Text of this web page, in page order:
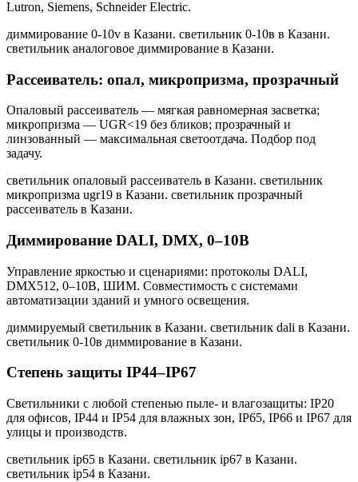
Lutron, Siemens, Schneider Electric.
диммирование 0-10v в Казани. светильник 0-10в в Казани.
светильник аналоговое диммирование в Казани.
Рассеиватель: опал, микропризма, прозрачный
Опаловый рассеиватель — мягкая равномерная засветка;
микропризма — UGR<19 без бликов; прозрачный и
линзованный — максимальная светоотдача. Подбор под
задачу.
светильник опаловый рассеиватель в Казани. светильник
микропризма ugr19 в Казани. светильник прозрачный
рассеиватель в Казани.
Диммирование DALI, DMX, 0–10В
Управление яркостью и сценариями: протоколы DALI,
DMX512, 0–10В, ШИМ. Совместимость с системами
автоматизации зданий и умного освещения.
диммируемый светильник в Казани. светильник dali в Казани.
светильник 0-10в диммирование в Казани.
Степень защиты IP44–IP67
Светильники с любой степенью пыле- и влагозащиты: IP20
для офисов, IP44 и IP54 для влажных зон, IP65, IP66 и IP67 для
улицы и производств.
светильник ip65 в Казани. светильник ip67 в Казани.
светильник ip54 в Казани.